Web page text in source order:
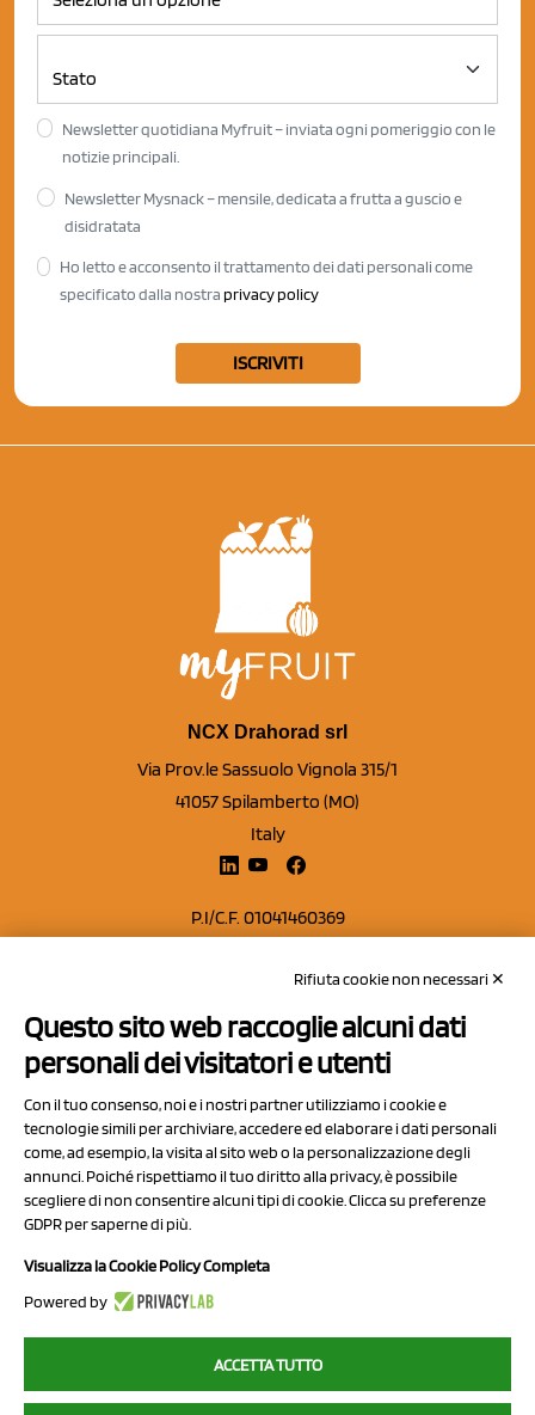
Newsletter quotidiana Myfruit – inviata ogni pomeriggio con le
notizie principali.
Newsletter Mysnack – mensile, dedicata a frutta a guscio e
disidratata
Ho letto e acconsento il trattamento dei dati personali come
specificato dalla nostra privacy policy
ISCRIVITI
NCX Drahorad srl
Via Prov.le Sassuolo Vignola 315/1
41057 Spilamberto (MO)
Italy
P.I/C.F. 01041460369
Capitale sociale Euro 50.000,00 i.v.
Contatti
Privacy Policy
Cookie Policy
Chi Siamo
2023 NCX Drahorad srl - All rights reserved
myfruit.it è parte del network diNCX DRAHORAD
Rifiuta cookie non necessari ✕
Questo sito web raccoglie alcuni dati
personali dei visitatori e utenti
Con il tuo consenso, noi e i nostri partner utilizziamo i cookie e
tecnologie simili per archiviare, accedere ed elaborare i dati personali
come, ad esempio, la visita al sito web o la personalizzazione degli
annunci. Poiché rispettiamo il tuo diritto alla privacy, è possibile
scegliere di non consentire alcuni tipi di cookie. Clicca su preferenze
GDPR per saperne di più.
Visualizza la Cookie Policy Completa
Powered by
ACCETTA TUTTO